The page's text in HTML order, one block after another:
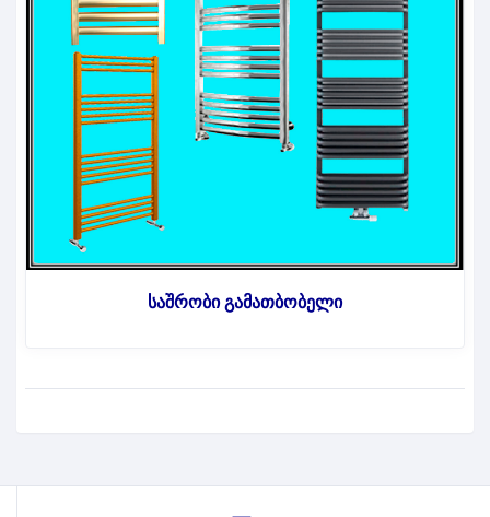
საშრობი გამათბობელი